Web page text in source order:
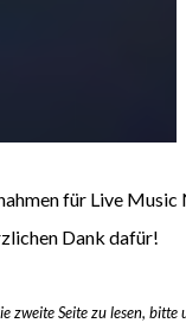
für Live
Dank dafür!
zweite Seite zu lesen,